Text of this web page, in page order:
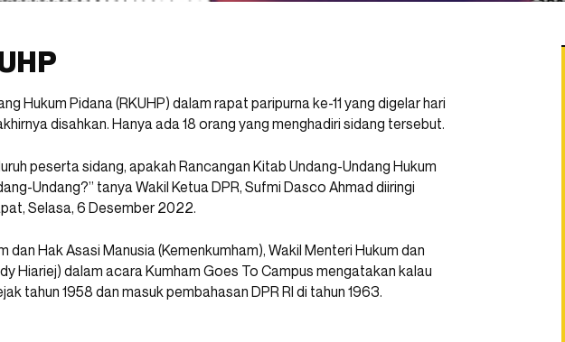
Hukum Pidana (RKUHP) dalam rapat paripurna ke-11 yang digelar hari
disahkan. Hanya ada 18 orang yang menghadiri sidang tersebut.
peserta sidang, apakah Rancangan Kitab Undang-Undang Hukum
Undang?” tanya Wakil Ketua DPR, Sufmi Dasco Ahmad diiringi
Selasa, 6 Desember 2022.
dan Hak Asasi Manusia (Kemenkumham), Wakil Menteri Hukum dan
Hiariej) dalam acara Kumham Goes To Campus mengatakan kalau
tahun 1958 dan masuk pembahasan DPR RI di tahun 1963.